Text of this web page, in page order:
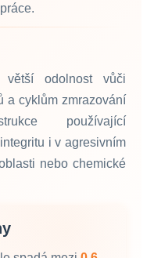
větší odolnost vůči
a cyklům zmrazování
používající
i v agresivním
nebo chemické